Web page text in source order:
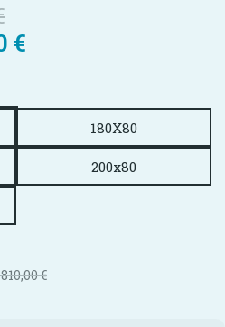
€
180X80
200x80
810,00€